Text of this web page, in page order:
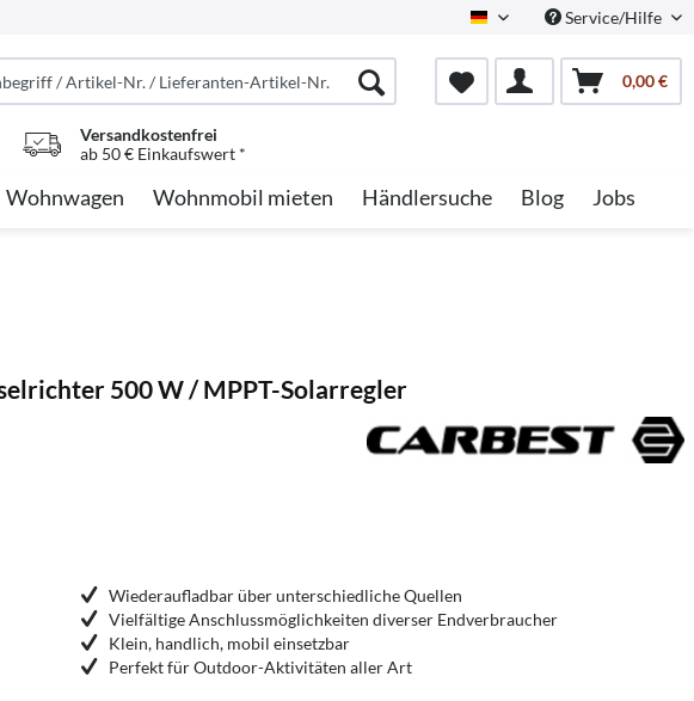
German Service/Hilfe
0,00 €
Versandkostenfrei
ab 50 € Einkaufswert *
Wohnwagen Wohnmobil mieten Händlersuche Blog Jobs
500 W / MPPT-Solarregler
Wiederaufladbar über unterschiedliche Quellen
Vielfältige Anschlussmöglichkeiten diverser Endverbraucher
Klein, handlich, mobil einsetzbar
Perfekt für Outdoor-Aktivitäten aller Art